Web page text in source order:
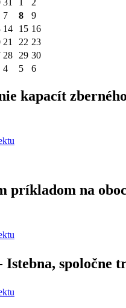
31 1
2
7 8
9
14 15 16
21 22 23
28 29 30
4 5 6
kapacít
príkladom na
Istebna, spoločne